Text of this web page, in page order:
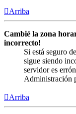
Arriba
Cambié la zona
incorrecto!
Si está seguro
sigue siendo
servidor es
Administración
Arriba